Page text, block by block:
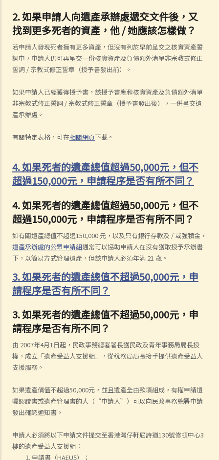
2. 如果申請人向遺產承辦處遞交文件後，又
找到更多死者的資產，他 / 她應該怎樣做？
若申請人發現死者擁有更多資產，但沒有列於早前呈交之核實資產誓
詞中，申請人仍可再呈交一份核實資產及負債額外清單非宗教式修正
誓詞 / 宗教式修正誓章（授予書發出前）。
如果申請人已經獲得授予書，該授予書應和核實資產及負債額外清單
非宗教式修正誓詞 / 宗教式修正誓章（授予書發出後），一併呈交遺
產承辦處。
有關特定表格，可在相關網頁下載。
4. 如果死者的遺產總值超過50,000元，但不
超過150,000元，申請程序是否有所不同？
4. 如果死者的遺產總值超過50,000元，但不
超過150,000元，申請程序是否有所不同？
如有關遺產總值不超過150,000 元，以及只有銀行存款及 / 或強積金，
遺產承辦處的公眾申請組通常可以協助申請人在沒有獲取授予承辦書
下，以簡易方式管理遺產，但該申請人必須年滿 21 歲。
3. 如果死者的遺產總值不超過50,000元，申
請程序是否有所不同？
3. 如果死者的遺產總值不超過50,000元，申
請程序是否有所不同？
由 2007年4月1日起，民政事務總署署長獲民政及青年事務局局長授
權，成立「遺產受益人支援組」，從稅務局局長接手提供遺產受益人
支援服務。
如果遺產價值不超過50,000元，並且遺產全由款項組成，有權申請遺
囑認證書或遺產管理書的人（“申請人”）可以向民政事務總署申請
發出確認通知書。
申請人必須將以下申請文件提交至香港灣仔軒尼詩道130號修頓中心3
樓的遺產受益人支援組：
申請書（HAEU5）；